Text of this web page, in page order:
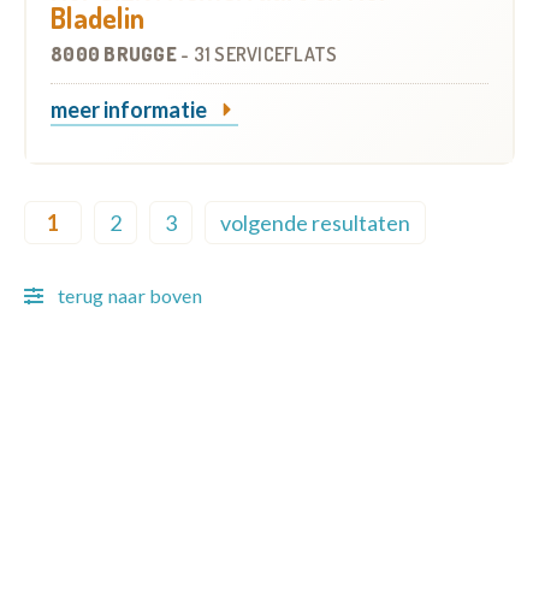
Bladelin
8000 BRUGGE - 31 SERVICEFLATS
meer informatie
1 2 3 volgende resultaten
terug naar boven